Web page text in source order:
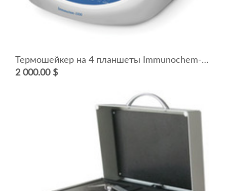
Термошейкер на 4 планшеты Immunochem-2200-4
2 000.00 $